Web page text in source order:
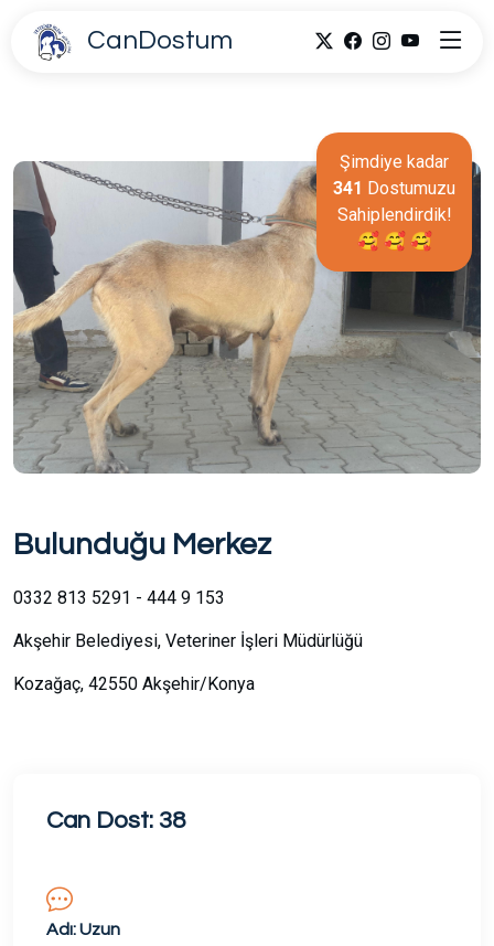
CanDostum
Bulunduğu Merkez
0332 813 5291 - 444 9 153
Akşehir Belediyesi, Veteriner İşleri Müdürlüğü
Kozağaç, 42550 Akşehir/Konya
Can Dost: 38
Adı: Uzun
Şimdiye kadar
341 Dostumuzu
Sahiplendirdik!
🥰 🥰 🥰